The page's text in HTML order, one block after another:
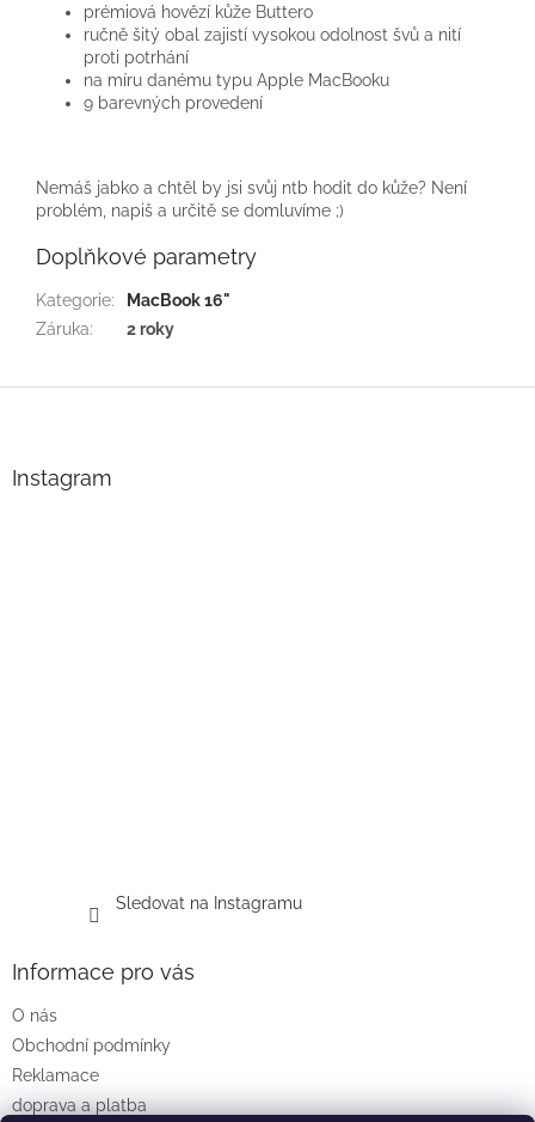
prémiová hovězí kůže Buttero
ručně šitý obal zajistí vysokou odolnost švů a nití
proti potrhání
na míru danému typu Apple MacBooku
9 barevných provedení
Nemáš jabko a chtěl by jsi svůj ntb hodit do kůže? Není
problém, napiš a určitě se domluvíme ;)
Doplňkové parametry
Kategorie:
MacBook 16"
Záruka: 2 roky
Instagram
Sledovat na Instagramu
Informace pro vás
O nás
Obchodní podmínky
Reklamace
doprava a platba